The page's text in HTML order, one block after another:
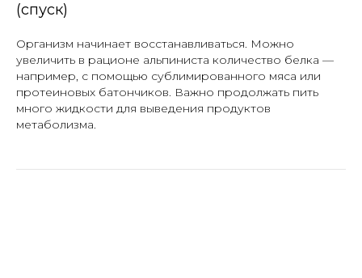
(спуск)
Организм начинает восстанавливаться. Можно
увеличить в рационе альпиниста количество белка —
например, с помощью сублимированного мяса или
протеиновых батончиков. Важно продолжать пить
много жидкости для выведения продуктов
метаболизма.